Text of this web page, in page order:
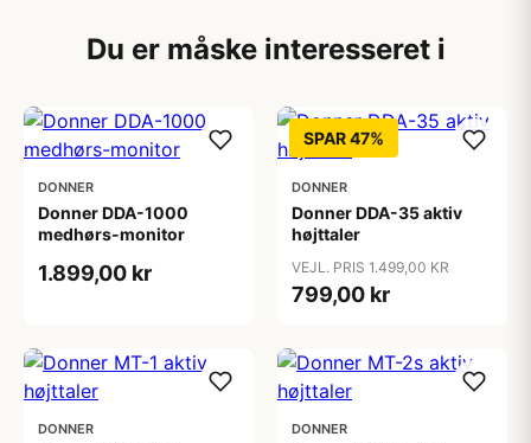
Du er måske interesseret i
DONNER
Donner DDA-1000
medhørs-monitor
1.899,00 kr
SPAR 47%
DONNER
Donner DDA-35 aktiv
højttaler
VEJL. PRIS 1.499,00 KR
799,00 kr
DONNER DONNER